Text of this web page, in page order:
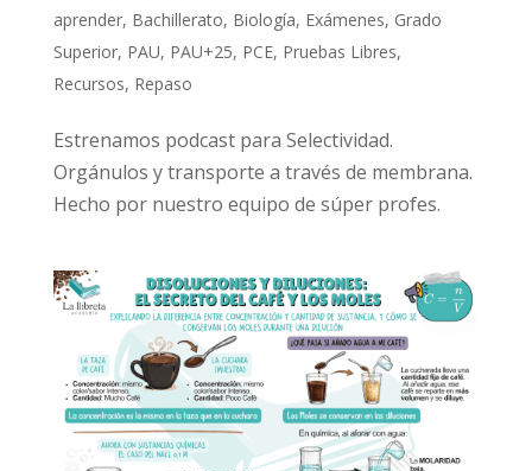
aprender, Bachillerato, Biología, Exámenes, Grado
Superior, PAU, PAU+25, PCE, Pruebas Libres,
Recursos, Repaso
Estrenamos podcast para Selectividad.
Orgánulos y transporte a través de membrana.
Hecho por nuestro equipo de súper profes.